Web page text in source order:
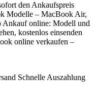
den Ankaufspreis
Modelle – MacBook Air,
Ankauf online: Modell und
kostenlos einsenden
online verkaufen –
Schnelle Auszahlung